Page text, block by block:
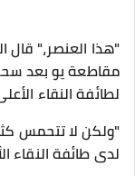
"هذا العنصر،"
مقاطعة يو بعد
لطائفة النقاء
"ولكن لا تتحمس
لدى طائفة النقاء